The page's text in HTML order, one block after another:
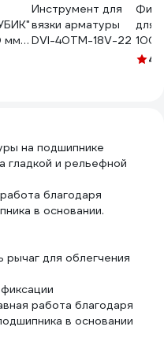
мм
шт)
Инструмент для
вязки арматуры
DVI-40TM-18V-22
для
4.8
на подшипнике
гладкой и рельефной
благодаря
в основании.
рычаг для облегчения
работа благодаря
в основании